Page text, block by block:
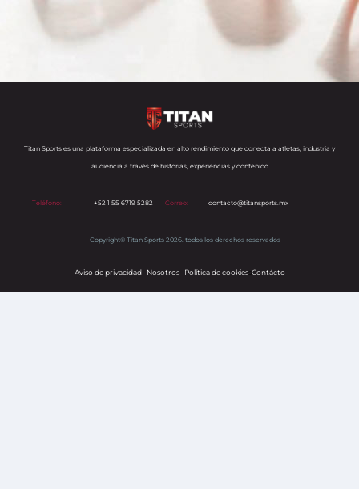
Titan Sports es una plataforma especializada en alto rendimiento que conecta a atletas, industria y
audiencia a través de historias, experiencias y contenido
Teléfono: +52 1 55 6719 5282 Correo: contacto@titansports.mx
Copyright© Titan Sports 2026. todos los derechos reservados
Aviso de privacidad Nosotros Política de cookiess Contácto